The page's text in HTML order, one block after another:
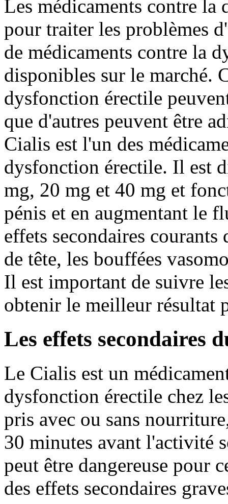
Les médicaments contre
pour traiter les problèmes
de médicaments contre la
disponibles sur le marché.
dysfonction érectile
que d'autres peuvent être
Cialis est l'un des
dysfonction érectile. Il est
mg, 20 mg et 40 mg et
pénis et en augmentant le
effets secondaires
de tête, les bouffées
Il est important de suivre
obtenir le meilleur résultat
Les effets secondaires
Le Cialis est un
dysfonction érectile chez
pris avec ou sans
30 minutes avant l'activité
peut être dangereuse pour
des effets secondaires